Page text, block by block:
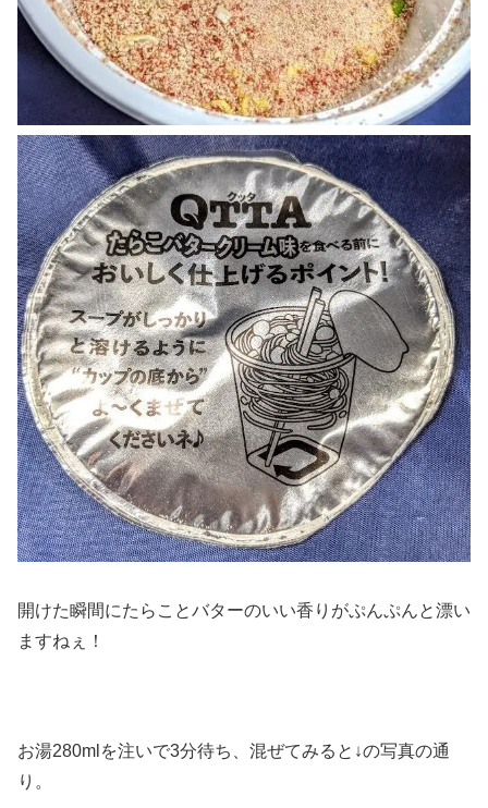
開けた瞬間にたらことバターのいい香りがぷんぷんと漂い
ますねぇ！
お湯280mlを注いで3分待ち、混ぜてみると↓の写真の通
り。